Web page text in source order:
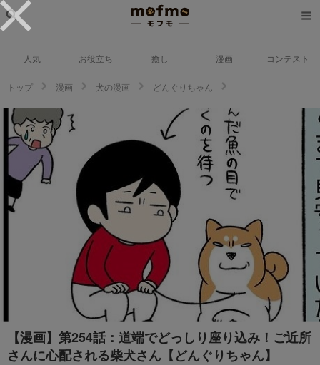
人気 お役立ち 癒し 漫画 コンテスト
トップ 漫画 犬の漫画
どんぐりちゃん
ん【どんぐりちゃん】
【漫画】第254話：道端でどっしり座り込み！ご近所
さんに心配される柴犬さん【どんぐりちゃん】